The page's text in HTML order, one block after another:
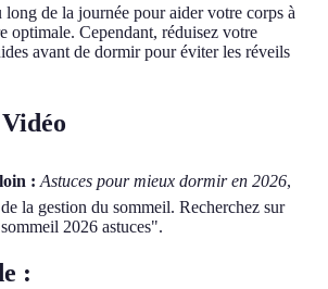
long de la journée pour aider votre corps à
optimale. Cependant, réduisez votre
avant de dormir pour éviter les réveils
: Astuces pour mieux dormir en 2026,
la gestion du sommeil. Recherchez sur
2026 astuces".
: